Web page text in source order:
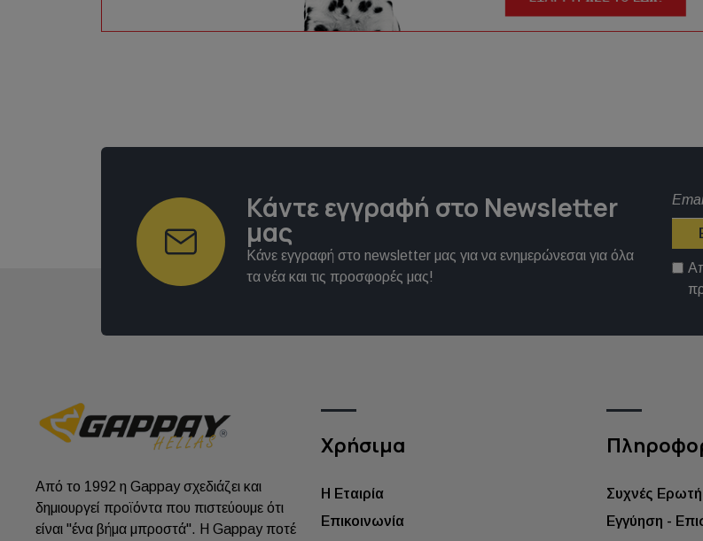
Κάντε εγγραφή στο Newsletter
μας
Κάνε εγγραφή στο newsletter μας για να ενημερώνεσαι για όλα
τα νέα και τις προσφορές μας!
Από το 1992 η Gappay σχεδιάζει και
δημιουργεί προϊόντα που πιστεύουμε ότι
είναι "ένα βήμα μπροστά". Η Gappay ποτέ
Χρήσιμα
Η Εταιρία
Επικοινωνία
Συχνές
Εγγύηση -